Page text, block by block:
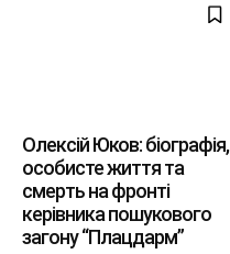
Олексій Юков: біографія,
особисте життя та
смерть на фронті
керівника пошукового
загону “Плацдарм”